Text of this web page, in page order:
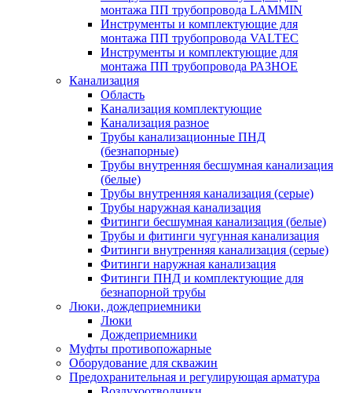
монтажа ПП трубопровода LAMMIN
Инструменты и комплектующие для
монтажа ПП трубопровода VALTEC
Инструменты и комплектующие для
монтажа ПП трубопровода РАЗНОЕ
Канализация
Область
Канализация комплектующие
Канализация разное
Трубы канализационные ПНД
(безнапорные)
Трубы внутренняя бесшумная канализация
(белые)
Трубы внутренняя канализация (серые)
Трубы наружная канализация
Фитинги бесшумная канализация (белые)
Трубы и фитинги чугунная канализация
Фитинги внутренняя канализация (серые)
Фитинги наружная канализация
Фитинги ПНД и комплектующие для
безнапорной трубы
Люки, дождеприемники
Люки
Дождеприемники
Муфты противопожарные
Оборудование для скважин
Предохранительная и регулирующая арматура